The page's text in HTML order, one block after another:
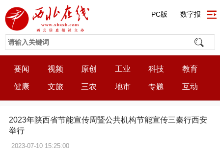
PC版 数字报
要闻 视频 原创 工业 科技 教育
健康 文旅 三农 地市 专题 互动
2023年陕西省节能宣传周暨公共机构节能宣传三秦行西安
举行
2023-07-10 15:25:00